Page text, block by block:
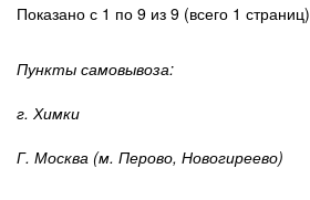
Показано с 1 по 9 из 9 (всего 1 страниц)
Пункты самовывоза:
г. Химки
Г. Москва (м. Перово, Новогиреево)